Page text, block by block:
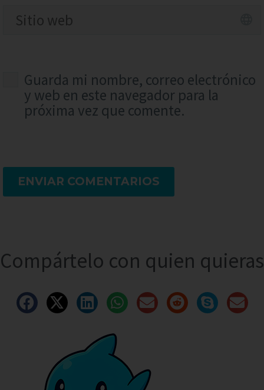
Guarda mi nombre, correo electrónico
y web en este navegador para la
próxima vez que comente.
ENVIAR COMENTARIOS
Compártelo con quien quieras